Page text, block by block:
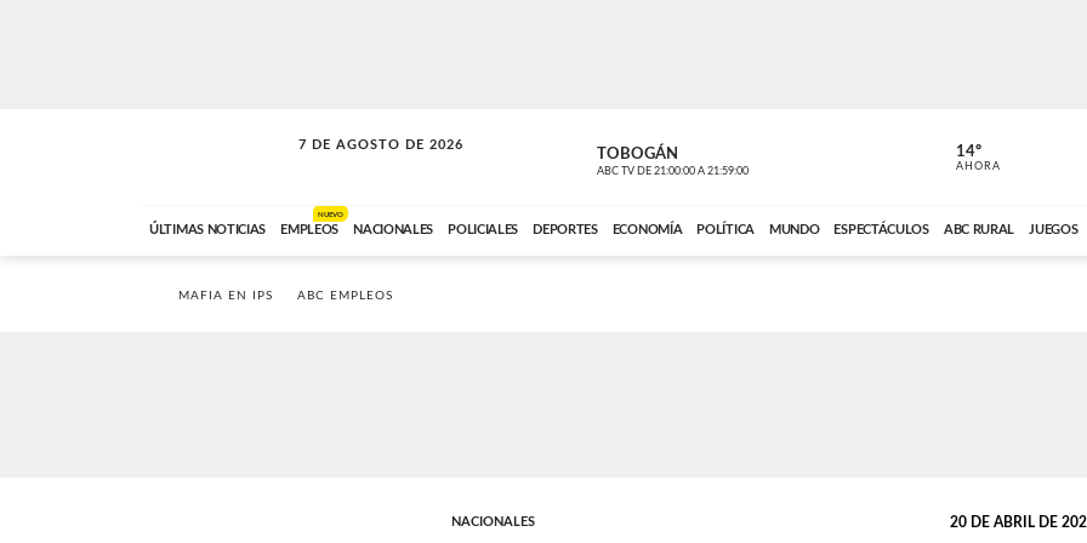
7 DE AGOSTO DE 2026
SOLO MÚSICA TOBOGÁN
ABC TV DE 21:00:00 A 21:59:00 ABC CARDINAL
14º
AHORA
ÚLTIMAS NOTICIAS EMPLEOS
NUEVO
NACIONALES POLICIALES DEPORTES ECONOMÍA POLÍTICA MUNDO ESPECTÁCULOS ABC RURAL JUEGOS
MAFIA EN IPS ABC EMPLEOS
NACIONALES 20 DE ABRIL DE